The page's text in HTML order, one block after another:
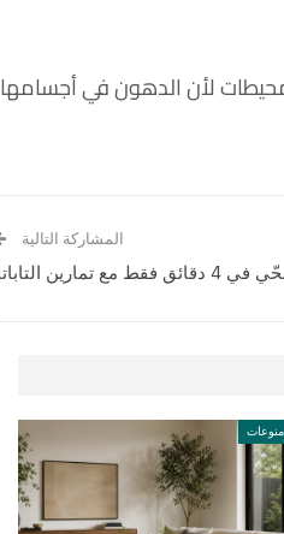
لأن الدهون في أجسامها
المشاركة التالية
التاباتا!
منوعات